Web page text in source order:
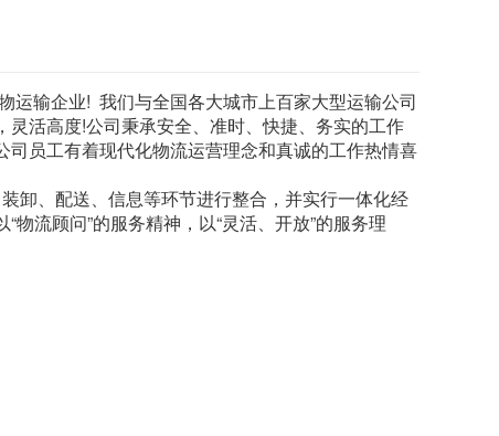
输企业! 我们与全国各大城市上百家大型运输公司
活高度!公司秉承安全、准时、快捷、务实的工作
员工有着现代化物流运营理念和真诚的工作热情喜
卸、配送、信息等环节进行整合，并实行一体化经
流顾问”的服务精神，以“灵活、开放”的服务理